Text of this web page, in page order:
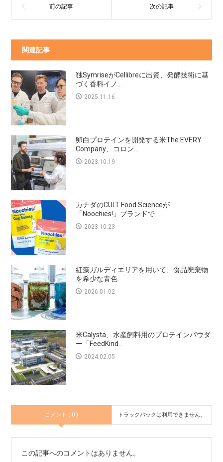
関連記事
独SymriseがCellibreに出資、発酵技術に基
づく香料イノ...
2025.11.16
卵白プロテインを開発する米The EVERY
Company、コロン...
2023.10.19
カナダのCULT Food Scienceが
「Noochies!」ブランドで...
2023.10.23
紅藻ガルディエリアを用いて、食品廃棄物
を希少な青色...
2026.01.02
米Calysta、水産飼料用のプロテインパウダ
ー「FeedKind...
2024.02.05
コメント ( 0 ) トラックバックは利用できません。
この記事へのコメントはありません。